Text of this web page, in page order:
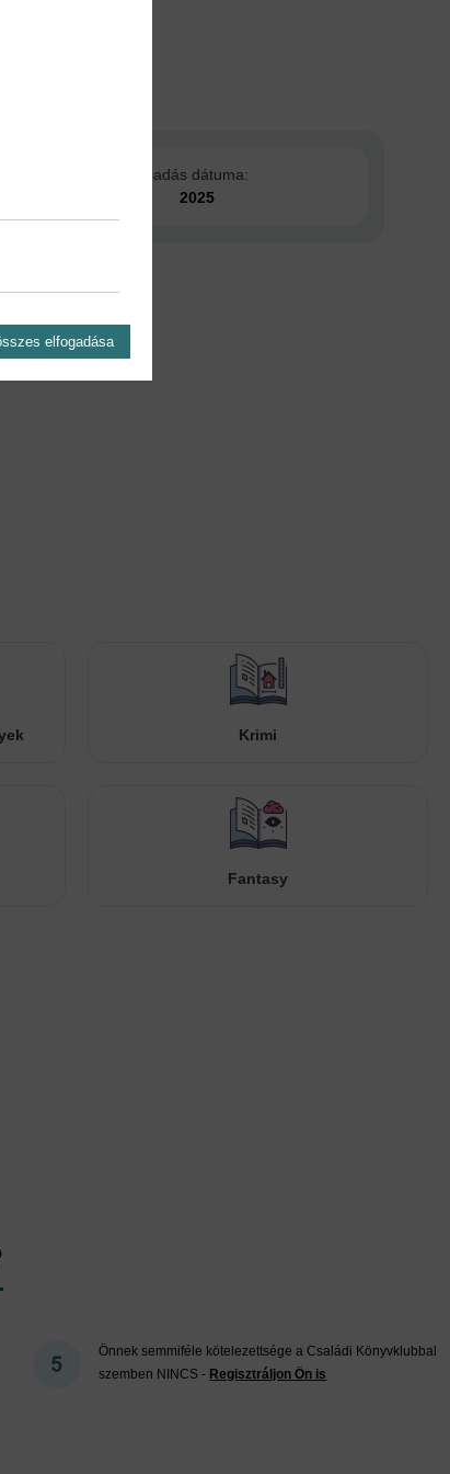
Kiadás dátuma:
2025
Krimi
Fantasy
Önnek semmiféle kötelezettsége a Családi Könyvklubbal
szemben NINCS - Regisztráljon Ön is
elfogadása